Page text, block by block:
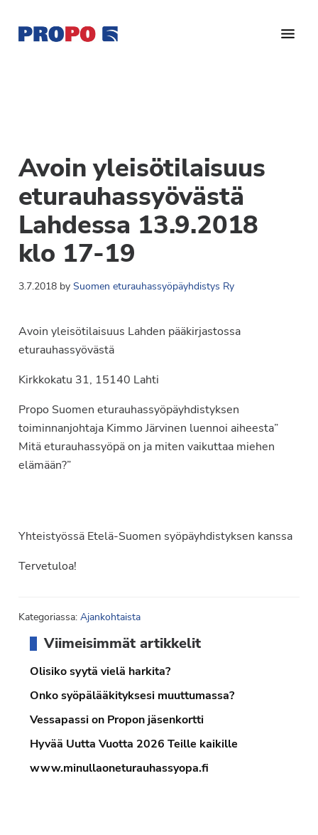
pääsisältöön
ensisijaiseen
sivupalkkiin
alatunnisteeseen
eturauhassyöpäyhdistys
Ry
on
perustettu
vuonna
1997.
Yhdistys
on
Syöpäyhdistyksen
Avoin yleisötilaisuus
eturauhassyövästä
Lahdessa 13.9.2018
klo 17-19
3.7.2018by Suomen eturauhassyöpäyhdistys Ry
Avoin yleisötilaisuus Lahden pääkirjastossa
eturauhassyövästä
Kirkkokatu 31, 15140 Lahti
Propo Suomen eturauhassyöpäyhdistyksen
toiminnanjohtaja Kimmo Järvinen luennoi aiheesta”
Mitä eturauhassyöpä on ja miten vaikuttaa miehen
elämään?”
Yhteistyössä Etelä-Suomen syöpäyhdistyksen kanssa
Tervetuloa!
Kategoriassa: Ajankohtaista
sivupalkki
Viimeisimmät artikkelit
Olisiko syytä vielä harkita?
Onko syöpälääkityksesi muuttumassa?
Vessapassi on Propon jäsenkortti
Hyvää Uutta Vuotta 2026 Teille kaikille
www.minullaoneturauhassyopa.fi